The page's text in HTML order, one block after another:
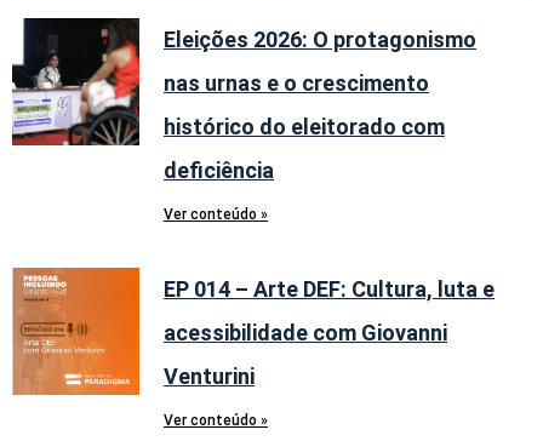
Eleições 2026: O protagonismo
nas urnas e o crescimento
histórico do eleitorado com
deficiência
Ver conteúdo »
EP 014 – Arte DEF: Cultura, luta e
acessibilidade com Giovanni
Venturini
Ver conteúdo »